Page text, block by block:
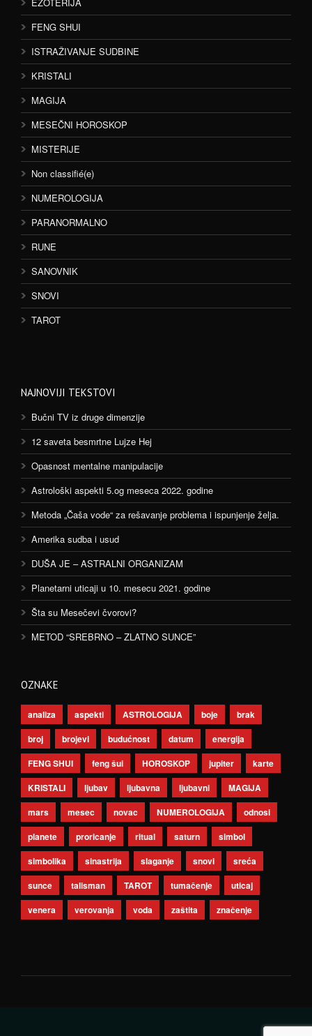
FENG SHUI
ISTRAŽIVANJE SUDBINE
KRISTALI
MAGIJA
MESEČNI HOROSKOP
MISTERIJE
Non classifié(e)
NUMEROLOGIJA
PARANORMALNO
RUNE
SANOVNIK
SNOVI
TAROT
NAJNOVIJI TEKSTOVI
Bučni TV iz druge dimenzije
12 saveta besmrtne Lujze Hej
Opasnost mentalne manipulacije
Astrološki aspekti 5.og meseca 2022. godine
Metoda „Čaša vode“ za rešavanje problema i ispunjenje želja.
Amerika sudba i usud
DUŠA JE – ASTRALNI ORGANIZAM
Planetarni uticaji u 10. mesecu 2021. godine
Šta su Mesečevi čvorovi?
METOD “SREBRNO – ZLATNO SUNCE”
OZNAKE
analiza aspekti ASTROLOGIJA boje
brak
broj
brojevi budućnost datum
energija
FENG SHUI
feng šui HOROSKOP jupiter
karte
KRISTALI
ljubav ljubavna ljubavni
MAGIJA
mars
mesec novac NUMEROLOGIJA
odnosi
planete
proricanje ritual saturn
simbol
simbolika
sinastrija slaganje snovi
sreća
sunce
talisman TAROT tumačenje
uticaj
venera
verovanja voda zaštita značenje